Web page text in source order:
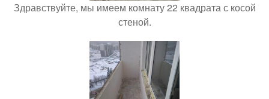
Здравствуйте, мы имеем комнату 22 квадрата с косой
стеной.